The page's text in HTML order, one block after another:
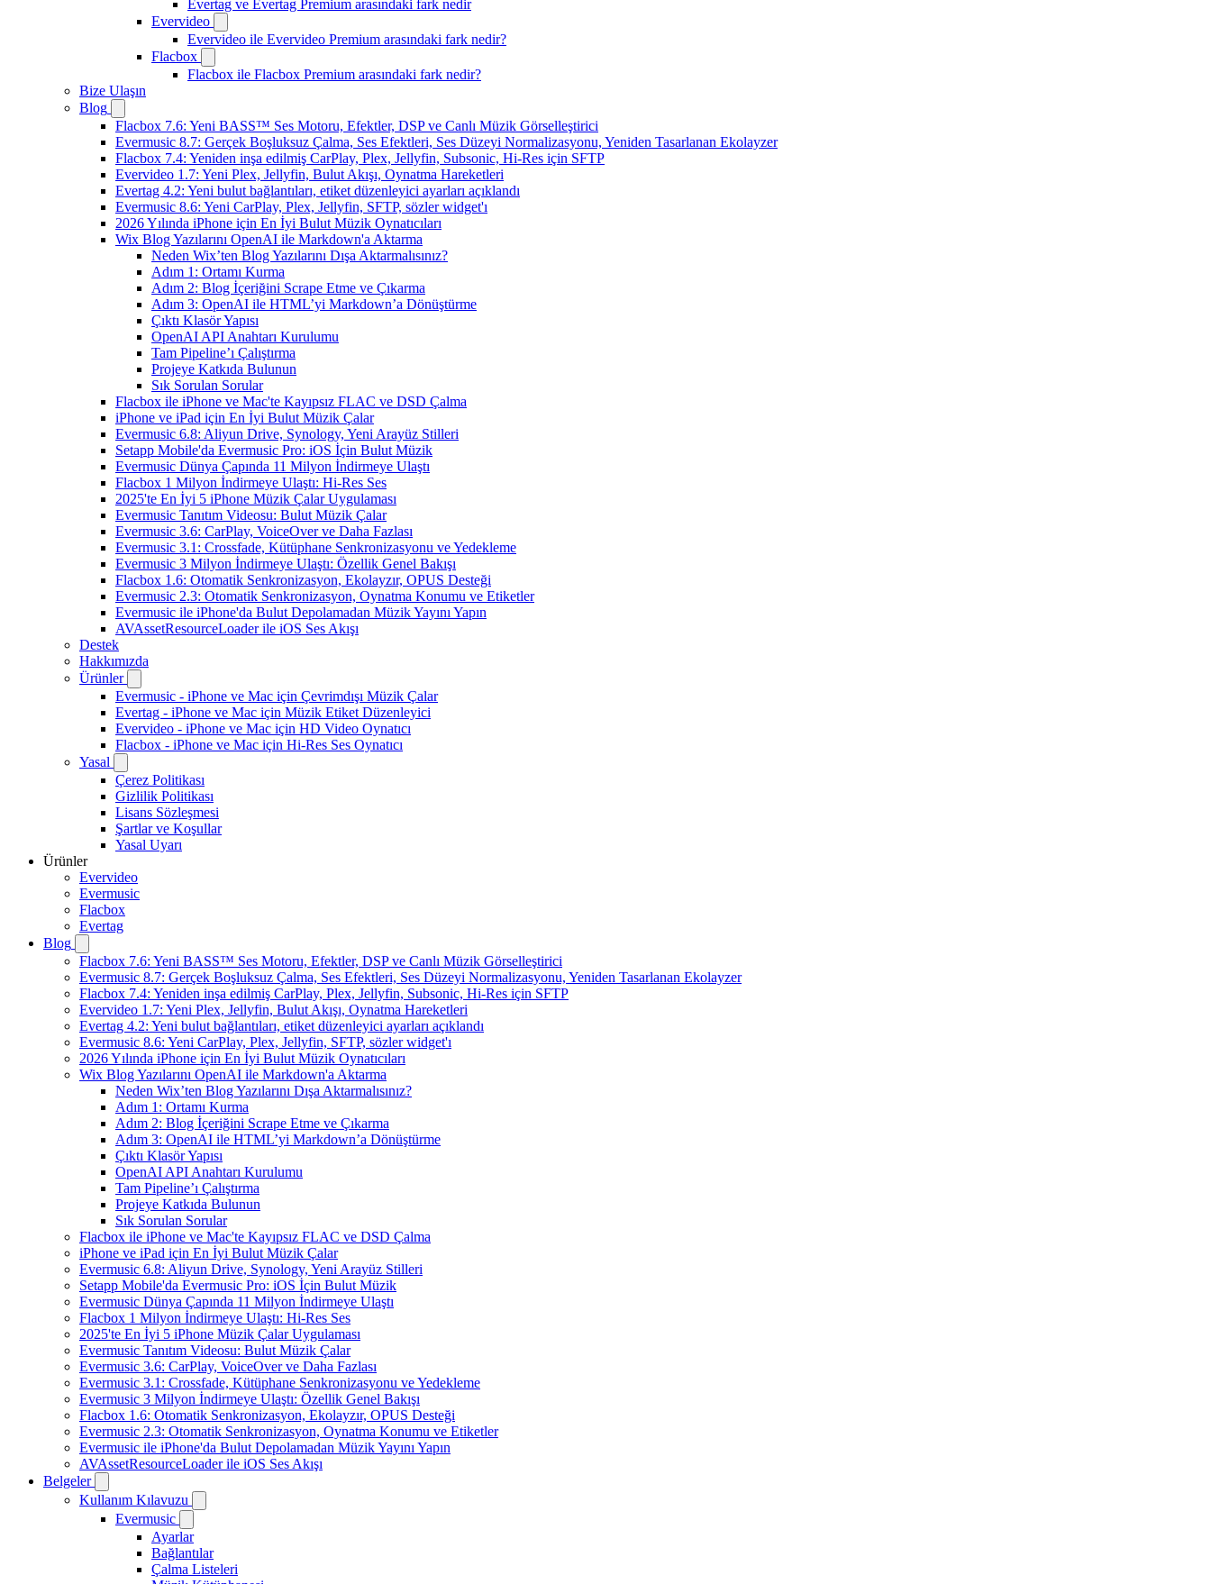
Evertag ve Evertag Premium arasındaki fark nedir
Evervideo
Evervideo ile Evervideo Premium arasındaki fark nedir?
Flacbox
Flacbox ile Flacbox Premium arasındaki fark nedir?
Bize Ulaşın
Blog
Flacbox 7.6: Yeni BASS™ Ses Motoru, Efektler, DSP ve Canlı Müzik Görselleştirici
Evermusic 8.7: Gerçek Boşluksuz Çalma, Ses Efektleri, Ses Düzeyi Normalizasyonu, Yeniden Tasarlanan Ekolayzer
Flacbox 7.4: Yeniden inşa edilmiş CarPlay, Plex, Jellyfin, Subsonic, Hi-Res için SFTP
Evervideo 1.7: Yeni Plex, Jellyfin, Bulut Akışı, Oynatma Hareketleri
Evertag 4.2: Yeni bulut bağlantıları, etiket düzenleyici ayarları açıklandı
Evermusic 8.6: Yeni CarPlay, Plex, Jellyfin, SFTP, sözler widget'ı
2026 Yılında iPhone için En İyi Bulut Müzik Oynatıcıları
Wix Blog Yazılarını OpenAI ile Markdown'a Aktarma
Neden Wix’ten Blog Yazılarını Dışa Aktarmalısınız?
Adım 1: Ortamı Kurma
Adım 2: Blog İçeriğini Scrape Etme ve Çıkarma
Adım 3: OpenAI ile HTML’yi Markdown’a Dönüştürme
Çıktı Klasör Yapısı
OpenAI API Anahtarı Kurulumu
Tam Pipeline’ı Çalıştırma
Projeye Katkıda Bulunun
Sık Sorulan Sorular
Flacbox ile iPhone ve Mac'te Kayıpsız FLAC ve DSD Çalma
iPhone ve iPad için En İyi Bulut Müzik Çalar
Evermusic 6.8: Aliyun Drive, Synology, Yeni Arayüz Stilleri
Setapp Mobile'da Evermusic Pro: iOS İçin Bulut Müzik
Evermusic Dünya Çapında 11 Milyon İndirmeye Ulaştı
Flacbox 1 Milyon İndirmeye Ulaştı: Hi-Res Ses
2025'te En İyi 5 iPhone Müzik Çalar Uygulaması
Evermusic Tanıtım Videosu: Bulut Müzik Çalar
Evermusic 3.6: CarPlay, VoiceOver ve Daha Fazlası
Evermusic 3.1: Crossfade, Kütüphane Senkronizasyonu ve Yedekleme
Evermusic 3 Milyon İndirmeye Ulaştı: Özellik Genel Bakışı
Flacbox 1.6: Otomatik Senkronizasyon, Ekolayzır, OPUS Desteği
Evermusic 2.3: Otomatik Senkronizasyon, Oynatma Konumu ve Etiketler
Evermusic ile iPhone'da Bulut Depolamadan Müzik Yayını Yapın
AVAssetResourceLoader ile iOS Ses Akışı
Destek
Hakkımızda
Ürünler
Evermusic - iPhone ve Mac için Çevrimdışı Müzik Çalar
Evertag - iPhone ve Mac için Müzik Etiket Düzenleyici
Evervideo - iPhone ve Mac için HD Video Oynatıcı
Flacbox - iPhone ve Mac için Hi-Res Ses Oynatıcı
Yasal
Çerez Politikası
Gizlilik Politikası
Lisans Sözleşmesi
Şartlar ve Koşullar
Yasal Uyarı
Ürünler
Evervideo
Evermusic
Flacbox
Evertag
Blog
Flacbox 7.6: Yeni BASS™ Ses Motoru, Efektler, DSP ve Canlı Müzik Görselleştirici
Evermusic 8.7: Gerçek Boşluksuz Çalma, Ses Efektleri, Ses Düzeyi Normalizasyonu, Yeniden Tasarlanan Ekolayzer
Flacbox 7.4: Yeniden inşa edilmiş CarPlay, Plex, Jellyfin, Subsonic, Hi-Res için SFTP
Evervideo 1.7: Yeni Plex, Jellyfin, Bulut Akışı, Oynatma Hareketleri
Evertag 4.2: Yeni bulut bağlantıları, etiket düzenleyici ayarları açıklandı
Evermusic 8.6: Yeni CarPlay, Plex, Jellyfin, SFTP, sözler widget'ı
2026 Yılında iPhone için En İyi Bulut Müzik Oynatıcıları
Wix Blog Yazılarını OpenAI ile Markdown'a Aktarma
Neden Wix’ten Blog Yazılarını Dışa Aktarmalısınız?
Adım 1: Ortamı Kurma
Adım 2: Blog İçeriğini Scrape Etme ve Çıkarma
Adım 3: OpenAI ile HTML’yi Markdown’a Dönüştürme
Çıktı Klasör Yapısı
OpenAI API Anahtarı Kurulumu
Tam Pipeline’ı Çalıştırma
Projeye Katkıda Bulunun
Sık Sorulan Sorular
Flacbox ile iPhone ve Mac'te Kayıpsız FLAC ve DSD Çalma
iPhone ve iPad için En İyi Bulut Müzik Çalar
Evermusic 6.8: Aliyun Drive, Synology, Yeni Arayüz Stilleri
Setapp Mobile'da Evermusic Pro: iOS İçin Bulut Müzik
Evermusic Dünya Çapında 11 Milyon İndirmeye Ulaştı
Flacbox 1 Milyon İndirmeye Ulaştı: Hi-Res Ses
2025'te En İyi 5 iPhone Müzik Çalar Uygulaması
Evermusic Tanıtım Videosu: Bulut Müzik Çalar
Evermusic 3.6: CarPlay, VoiceOver ve Daha Fazlası
Evermusic 3.1: Crossfade, Kütüphane Senkronizasyonu ve Yedekleme
Evermusic 3 Milyon İndirmeye Ulaştı: Özellik Genel Bakışı
Flacbox 1.6: Otomatik Senkronizasyon, Ekolayzır, OPUS Desteği
Evermusic 2.3: Otomatik Senkronizasyon, Oynatma Konumu ve Etiketler
Evermusic ile iPhone'da Bulut Depolamadan Müzik Yayını Yapın
AVAssetResourceLoader ile iOS Ses Akışı
Belgeler
Kullanım Kılavuzu
Evermusic
Ayarlar
Bağlantılar
Çalma Listeleri